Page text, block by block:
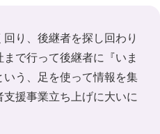
回り、後継者を探し回わり
で行って後継者に『いま
う、足を使って情報を集
援事業立ち上げに大いに